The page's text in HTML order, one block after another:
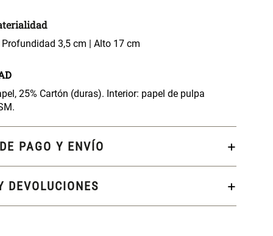
3,5 cm | Alto 17 cm
25% Cartón (duras). Interior: papel de pulpa
PAGO Y ENVÍO
DEVOLUCIONES